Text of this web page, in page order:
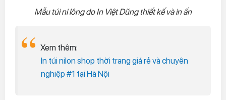
Mẫu túi ni lông do In Việt Dũng thiết kế và in ấn
Xem thêm:
In túi nilon shop thời trang giá rẻ và chuyên
nghiệp #1 tại Hà Nội